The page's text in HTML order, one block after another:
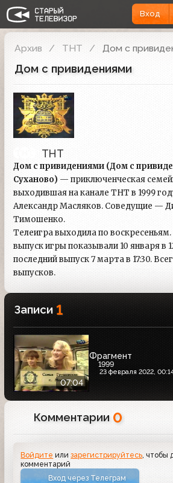
Вход
Архив ТНТ Дом с
Дом с привидениями
ТНТ
Дом с привидениями (Дом с
Суханово) — приключенческая
выходившая на канале ТНТ в 1999
Александр Масляков. Соведущие —
Тимошенко.
Телеигра выходила по
выпуск игры показывали 10 января в
последний выпуск 7 марта в 17:30.
выпусков.
Записи 1
07:04
Фрагмент
1999
23 февраля 2022,
Комментарии 0
Войдите илизарегистрируйтесь , чтобы
комментарий
Вход через Телеграм